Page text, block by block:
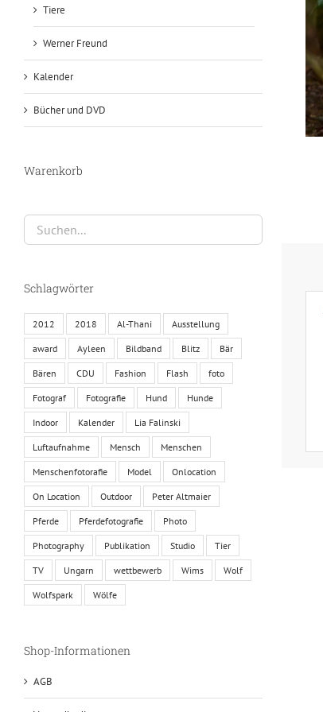
Tiere
Werner Freund
Kalender
Bücher und DVD
Warenkorb
Schlagwörter
2012 2018 Al-Thani Ausstellung
award Ayleen Bildband Blitz Bär
Bären CDU Fashion Flash foto
Fotograf Fotografie Hund Hunde
Indoor Kalender Lia Falinski
Luftaufnahme Mensch Menschen
Menschenfotorafie Model Onlocation
On Location Outdoor Peter Altmaier
Pferde Pferdefotografie Photo
Photography Publikation Studio Tier
TV Ungarn wettbewerb Wims Wolf
Wolfspark Wölfe
Shop-Informationen
AGB